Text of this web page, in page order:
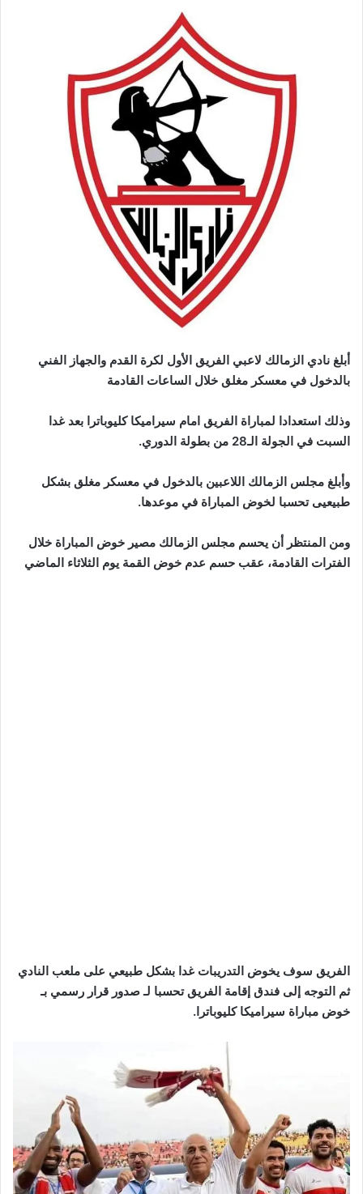
أبلغ نادي الزمالك لاعبي الفريق الأول لكرة القدم والجهاز الفني
بالدخول في معسكر مغلق خلال الساعات القادمة
وذلك استعدادا لمباراة الفريق امام سيراميكا كليوباترا بعد غدا
السبت في الجولة الـ28 من بطولة الدوري.
وأبلغ مجلس الزمالك اللاعبين بالدخول في معسكر مغلق بشكل
طبيعيى تحسبا لخوض المباراة في موعدها.
ومن المنتظر أن يحسم مجلس الزمالك مصير خوض المباراة خلال
الفترات القادمة، عقب حسم عدم خوض القمة يوم الثلاثاء الماضي
الفريق سوف يخوض التدريبات غدا بشكل طبيعي على ملعب النادي
ثم التوجه إلى فندق إقامة الفريق تحسبا لـ صدور قرار رسمي بـ
خوض مباراة سيراميكا كليوباترا.